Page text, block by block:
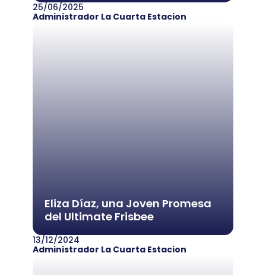
25/06/2025
Administrador La Cuarta Estacion
Eliza Díaz, una Joven Promesa
del Ultimate Frisbee
13/12/2024
Administrador La Cuarta Estacion